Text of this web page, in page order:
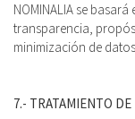
NOMINALIA se
transparencia,
minimización de
7.- TRATAMIENTO